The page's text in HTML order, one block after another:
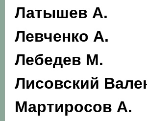
Латышев А.
Левченко А.
Лебедев М.
Лисовский
Мартиросов А.